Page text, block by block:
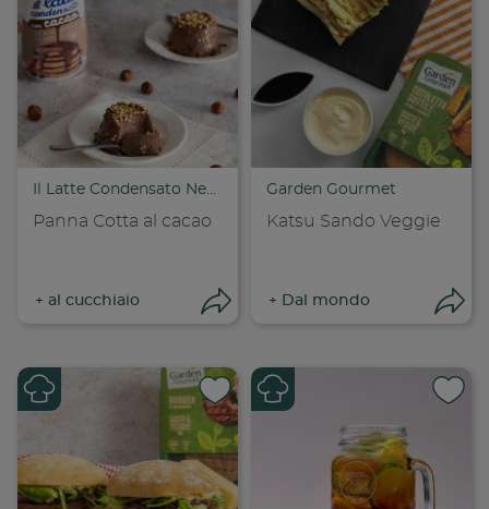
Condividi su
Copia link
Il Latte Condensato Nestlé
Panna Cotta al cacao
+ al cucchiaio
Garden Gourmet
Katsu Sando Veggie
+ Dal mondo